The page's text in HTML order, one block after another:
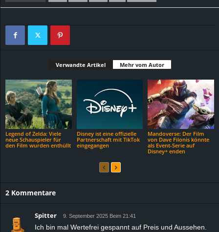
Verwandte Artikel Mehr vom Autor
Legend of Zelda: Viele
neue Schauspieler für
den Film wurden enthüllt
Disney ist eine offizielle
Partnerschaft mit TikTok
eingegangen
Mandoverse: Der Film
von Dave Filonis könnte
als Event-Serie auf
Disney+ enden
2 Kommentare
Spitter 9. September 2025 Beim 21:41
Ich bin mal Wertefrei gespannt auf Preis und Aussehen.